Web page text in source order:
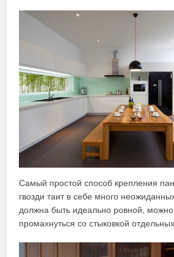
Самый простой способ крепления
гвозди таит в себе много
должна быть идеально ровной, можно
промахнуться со стыковкой отдельных